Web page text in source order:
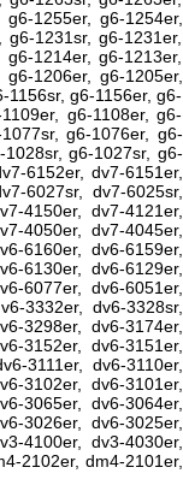
1255er, g6-1254er,
1231sr, g6-1231er,
1214er, g6-1213er,
1206er, g6-1205er,
1156sr, g6-1156er, g6-
g6-1108er, g6-
g6-1076er, g6-
g6-1027sr, g6-
6152er, dv7-6151er,
6027sr, dv7-6025sr,
4150er, dv7-4121er,
4050er, dv7-4045er,
6160er, dv6-6159er,
6130er, dv6-6129er,
6077er, dv6-6051er,
3332er, dv6-3328sr,
3298er, dv6-3174er,
3152er, dv6-3151er,
3111er, dv6-3110er,
3102er, dv6-3101er,
3065er, dv6-3064er,
3026er, dv6-3025er,
4100er, dv3-4030er,
2102er, dm4-2101er,